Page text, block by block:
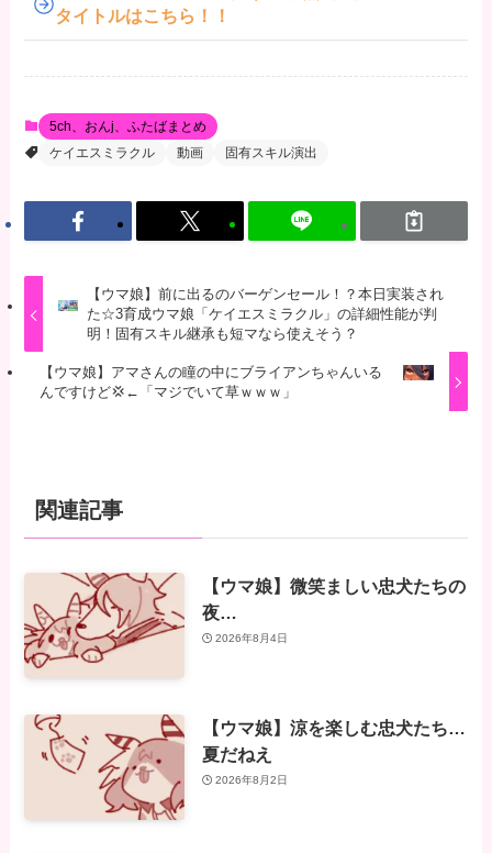
タイトルはこちら！！
5ch、おんj、ふたばまとめ
ケイエスミラクル
動画 固有スキル演出
【ウマ娘】前に出るのバーゲンセール！？本日実装され
た☆3育成ウマ娘「ケイエスミラクル」の詳細性能が判
明！固有スキル継承も短マなら使えそう？
【ウマ娘】アマさんの瞳の中にブライアンちゃんいる
んですけど💢←「マジでいて草ｗｗｗ」
関連記事
【ウマ娘】微笑ましい忠犬たちの
夜…
2026年8月4日
【ウマ娘】涼を楽しむ忠犬たち…
夏だねえ
2026年8月2日